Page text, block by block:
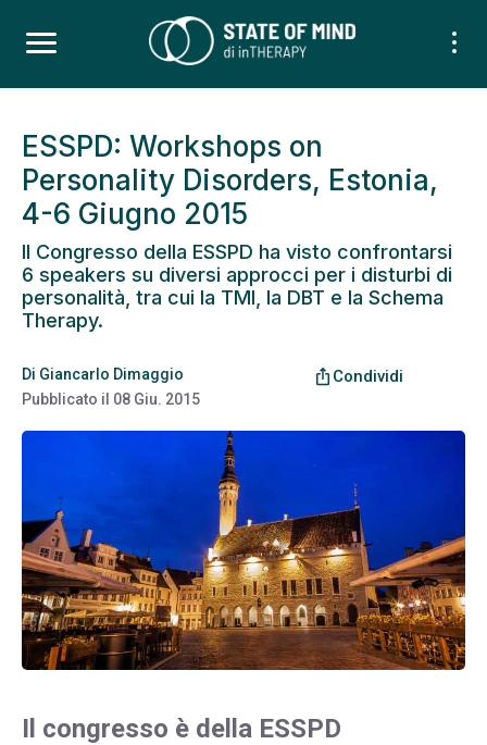
ESSPD: Workshops on
Personality Disorders, Estonia,
4-6 Giugno 2015
Il Congresso della ESSPD ha visto confrontarsi
6 speakers su diversi approcci per i disturbi di
personalità, tra cui la TMI, la DBT e la Schema
Therapy.
Di Giancarlo Dimaggio
Pubblicato il 08 Giu. 2015
ios_share Condividi
Il congresso è della ESSPD